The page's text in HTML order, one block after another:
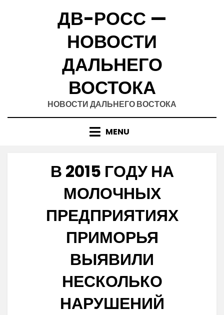
ДВ-РОСС —
НОВОСТИ
ДАЛЬНЕГО
ВОСТОКА
НОВОСТИ ДАЛЬНЕГО ВОСТОКА
MENU
В 2015 ГОДУ НА
МОЛОЧНЫХ
ПРЕДПРИЯТИЯХ
ПРИМОРЬЯ
ВЫЯВИЛИ
НЕСКОЛЬКО
НАРУШЕНИЙ